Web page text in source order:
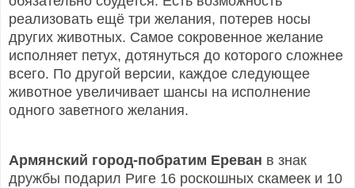
реализовать ещё три желания, потерев носы
других животных. Самое сокровенное желание
исполняет петух, дотянуться до которого сложнее
всего. По другой версии, каждое следующее
животное увеличивает шансы на исполнение
одного заветного желания.
Армянский город-побратим Ереван в знак
дружбы подарил Риге 16 роскошных скамеек и 10